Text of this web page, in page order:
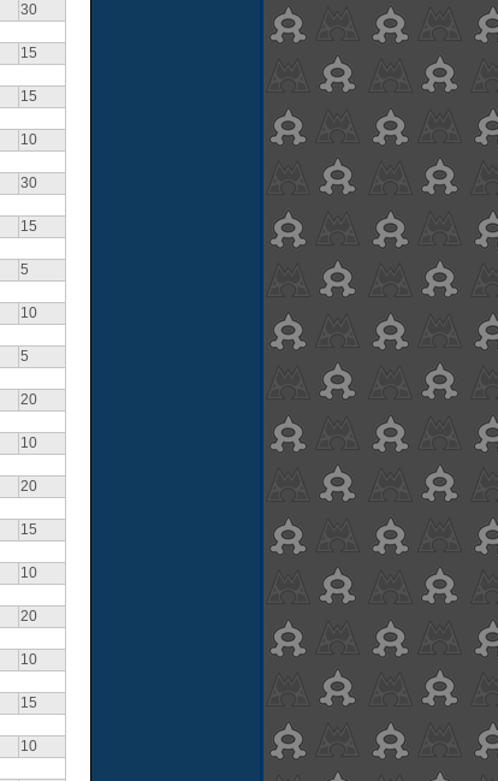
30
15
15
10
30
15
5
10
5
20
10
20
15
10
20
10
15
10